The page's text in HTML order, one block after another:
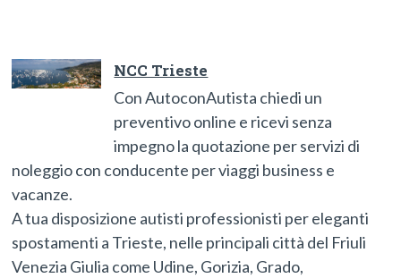
NCC Trieste
Con AutoconAutista chiedi un
preventivo online e ricevi senza
impegno la quotazione per servizi di
noleggio con conducente per viaggi business e
vacanze.
A tua disposizione autisti professionisti per eleganti
spostamenti a Trieste, nelle principali città del Friuli
Venezia Giulia come Udine, Gorizia, Grado,